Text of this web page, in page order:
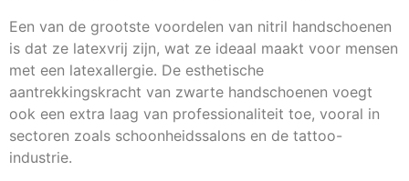
Een van de grootste voordelen van nitril handschoenen
is dat ze latexvrij zijn, wat ze ideaal maakt voor mensen
met een latexallergie. De esthetische
aantrekkingskracht van zwarte handschoenen voegt
ook een extra laag van professionaliteit toe, vooral in
sectoren zoals schoonheidssalons en de tattoo-
industrie.